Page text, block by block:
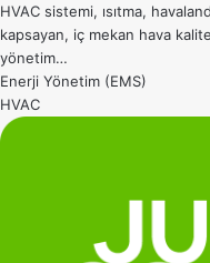
HVAC sistemi, ısıtma,
kapsayan, iç mekan hava
yönetim…
Enerji Yönetim (EMS)
HVAC